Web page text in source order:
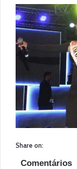
Share on:
Comentários